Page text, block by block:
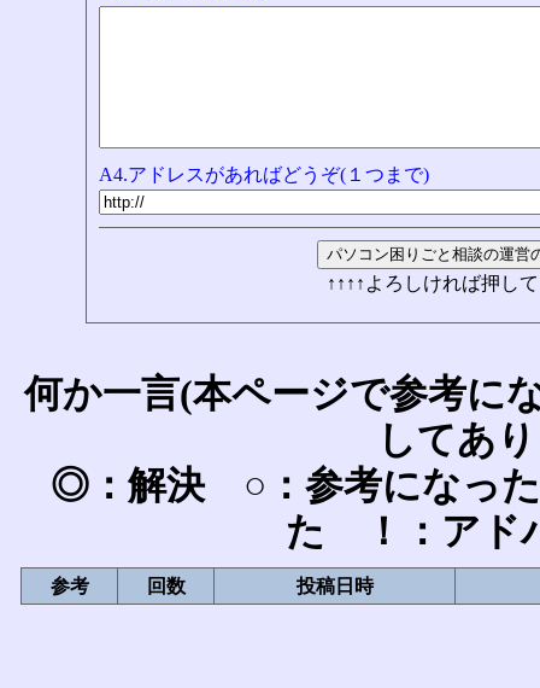
A4.アドレスがあればどうぞ(１つまで)
↑↑↑↑よろしければ押し
何か一言(本ページで参考に
してあ
◎：解決 ○：参考になっ
た ！：アド
参考 回数 投稿日時